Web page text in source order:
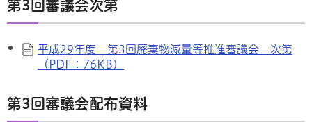
第3回審議会次第
平成29年度 第3回廃棄物減量等推進審議会 次第
（PDF：76KB）
第3回審議会配布資料